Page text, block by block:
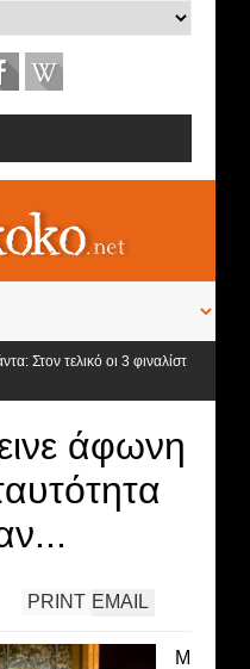
τελικό οι 3 φιναλίστ
άφωνη
EMAIL
PRINT
Μ